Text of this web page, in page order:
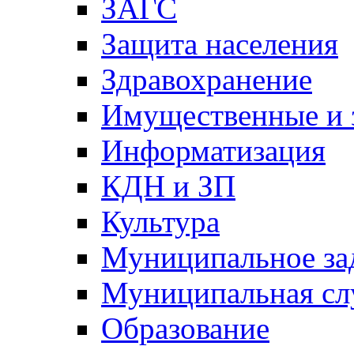
ЗАГС
Защита населения
Здравохранение
Имущественные и
Информатизация
КДН и ЗП
Культура
Муниципальное
Муниципальная
Образование